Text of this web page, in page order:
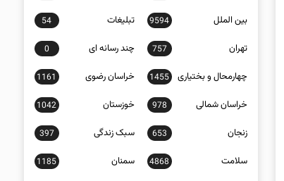
بین الملل 9594 تبلیغات 54
تهران 757 چند رسانه ای 0
چهارمحال و بختیاری 1455 خراسان رضوی 1161
خراسان شمالی 978 خوزستان 1042
زنجان 653 سبک زندگی 397
سلامت 4868 سمنان 1185